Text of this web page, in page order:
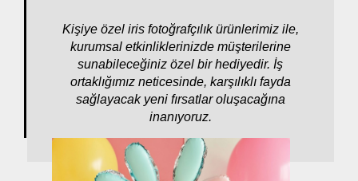
Kişiye özel iris fotoğrafçılık ürünlerimiz ile,
kurumsal etkinliklerinizde müşterilerine
sunabileceğiniz özel bir hediyedir. İş
ortaklığımız neticesinde, karşılıklı fayda
sağlayacak yeni fırsatlar oluşacağına
inanıyoruz.